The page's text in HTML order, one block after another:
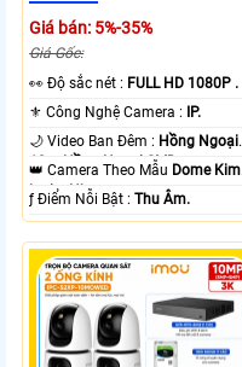
Giá bán: 5%-35%
Giá Gốc:
️👀 Độ sắc nét : FULL HD 1080P .
⚜️ Công Nghệ Camera : IP.
🌙 Video Ban Đêm : Hồng Ngoại
10m Hồng Ngoại SMD.
👑 Camera Theo Mẫu Dome Kim
loại + Nhựa.
️ƒ Điểm Nỗi Bật :Thu Âm.